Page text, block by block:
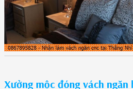
Xưởng mộc đóng vách